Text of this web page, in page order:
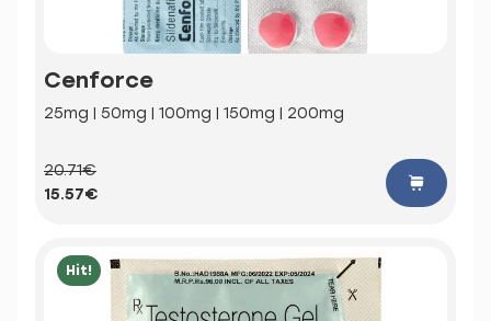
Cenforce
25mg | 50mg | 100mg | 150mg | 200mg
20.71€
15.57€
Hit!